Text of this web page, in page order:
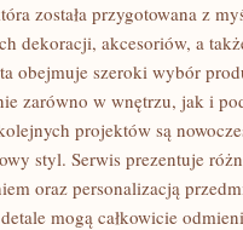
została przygotowana z
dekoracji, akcesoriów, a
obejmuje szeroki wybór
zarówno w wnętrzu, jak i
projektów są
styl. Serwis prezentuje
oraz personalizacją
mogą całkowicie